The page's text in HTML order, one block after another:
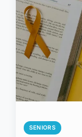
SENIORS